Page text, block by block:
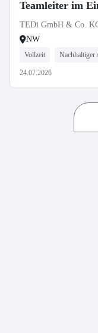
Teamleiter im
TEDi GmbH & Co.
NW
Vollzeit Nachhaltiger
24.07.2026